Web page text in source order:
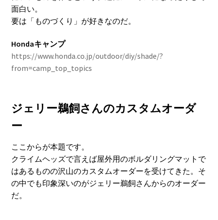
面白い。
要は「ものづくり」が好きなのだ。
Hondaキャンプ
https://www.honda.co.jp/outdoor/diy/shade/?
from=camp_top_topics
ジェリー鵜飼さんのカスタムオーダ
ー
ここからが本題です。
クライムヘッズで言えば屋外用のボルダリングマットで
はあるものの沢山のカスタムオーダーを受けてきた。そ
の中でも印象深いのがジェリー鵜飼さんからのオーダー
だ。